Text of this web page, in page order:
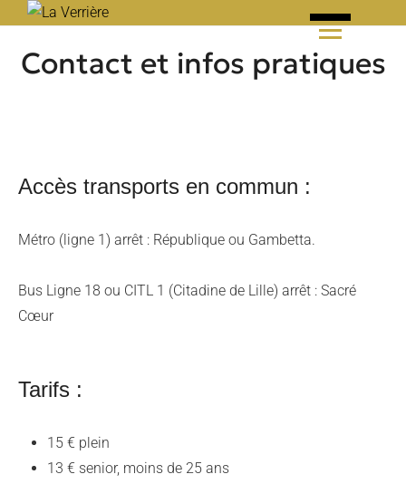
contentContact et infos pratiques
Accès transports en commun :
Métro (ligne 1) arrêt : République ou Gambetta.
Bus Ligne 18 ou CITL 1 (Citadine de Lille) arrêt : Sacré
Cœur
Tarifs :
15 € plein
13 € senior, moins de 25 ans